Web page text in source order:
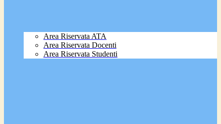
Area Riservata ATA
Area Riservata Docenti
Area Riservata Studenti